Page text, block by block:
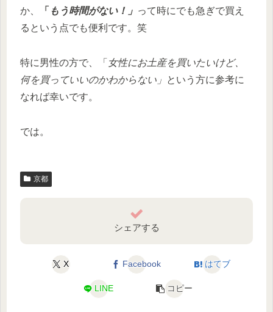
か、
「 もう時間がない！」 って時にでも急ぎで買え
るという点でも便利です。笑
特に男性の方で、「 女性にお土産を買いたいけど、
何を買っていいのかわからない」 という方に参考に
なれば幸いです。
では。
京都
シェアする
X Facebook はてブ
LINE コピー